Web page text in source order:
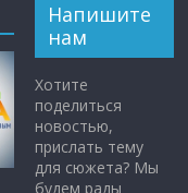
Напишите
нам
Хотите
поделиться
новостью,
прислать тему
для сюжета? Мы
будем рады